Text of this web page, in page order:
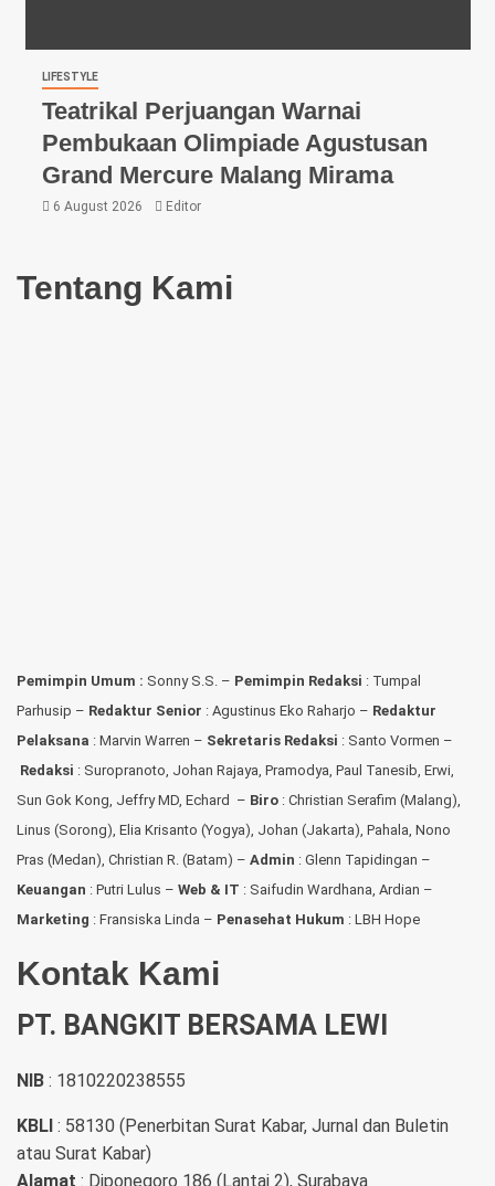
LIFESTYLE
Teatrikal Perjuangan Warnai
Pembukaan Olimpiade Agustusan
Grand Mercure Malang Mirama
6 August 2026 Editor
Tentang Kami
Pemimpin Umum : Sonny S.S. – Pemimpin Redaksi : Tumpal
Parhusip – Redaktur Senior : Agustinus Eko Raharjo – Redaktur
Pelaksana : Marvin Warren – Sekretaris Redaksi : Santo Vormen –
Redaksi : Suropranoto, Johan Rajaya, Pramodya, Paul Tanesib, Erwi,
Sun Gok Kong, Jeffry MD, Echard – Biro : Christian Serafim (Malang),
Linus (Sorong), Elia Krisanto (Yogya), Johan (Jakarta), Pahala, Nono
Pras (Medan), Christian R. (Batam) – Admin : Glenn Tapidingan –
Keuangan : Putri Lulus – Web & IT : Saifudin Wardhana, Ardian –
Marketing : Fransiska Linda – Penasehat Hukum : LBH Hope
Kontak Kami
PT. BANGKIT BERSAMA LEWI
NIB : 1810220238555
KBLI : 58130 (Penerbitan Surat Kabar, Jurnal dan Buletin
atau Surat Kabar)
Alamat : Diponegoro 186 (Lantai 2), Surabaya